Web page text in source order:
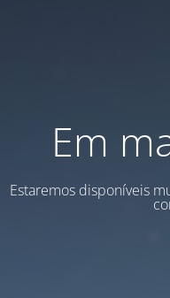
Em
Estaremos disponíveis